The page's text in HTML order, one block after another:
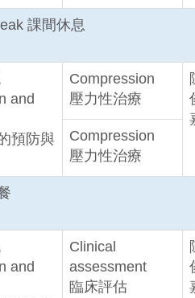
課間休息
and
預防與
Compression
壓力性治療
Compression
壓力性治療
and
Clinical
assessment
臨床評估